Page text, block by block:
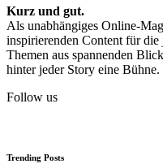
Kurz und gut.
Als unabhängiges Online-
inspirierenden Content für
Themen aus spannenden
hinter jeder Story eine Bühne.
Follow us
Trending Posts